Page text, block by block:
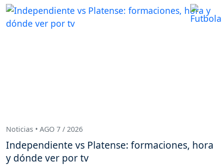
Noticias • AGO 7 / 2026
Independiente vs Platense: formaciones, hora
y dónde ver por tv